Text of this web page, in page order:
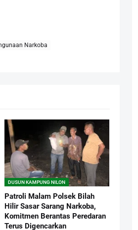
Narkoba
DUSUN KAMPUNG NILON
Patroli Malam Polsek Bilah
Hilir Sasar Sarang Narkoba,
Komitmen Berantas Peredaran
Terus Digencarkan